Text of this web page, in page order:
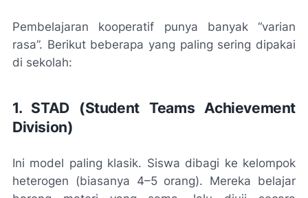
Pembelajaran kooperatif punya banyak “varian
rasa”. Berikut beberapa yang paling sering dipakai
di sekolah:
1. STAD (Student Teams Achievement
Division)
Ini model paling klasik. Siswa dibagi ke kelompok
heterogen (biasanya 4–5 orang). Mereka belajar